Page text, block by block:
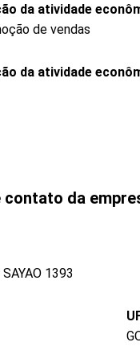
da atividade
de vendas
da atividade
contato da
1393